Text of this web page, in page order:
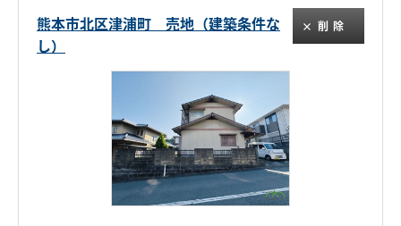
熊本市北区津浦町 売地（建築条件な
し）
削除